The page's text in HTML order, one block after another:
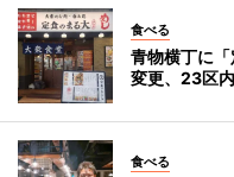
食べる
青物横丁に
変更、23区
食べる